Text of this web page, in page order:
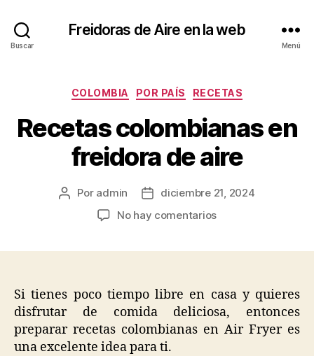
Buscar
Freidoras de Aire en la web
Menú
Categorías
COLOMBIA POR PAÍS RECETAS
Recetas colombianas en
freidora de aire
Autor
Por admin
Fecha
la
diciembre 21, 2024
No hay comentariosen
de
aire
Si tienes poco tiempo libre en casa y quieres
disfrutar de comida deliciosa, entonces
preparar recetas colombianas en Air Fryer es
una excelente idea para ti.